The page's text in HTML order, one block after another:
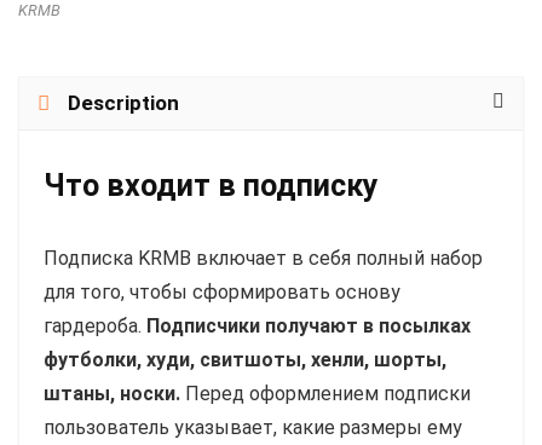
KRMB
Description
Что входит в подписку
Подписка KRMB включает в себя полный набор
для того, чтобы сформировать основу
гардероба. Подписчики получают в посылках
футболки, худи, свитшоты, хенли, шорты,
штаны, носки. Перед оформлением подписки
пользователь указывает, какие размеры ему